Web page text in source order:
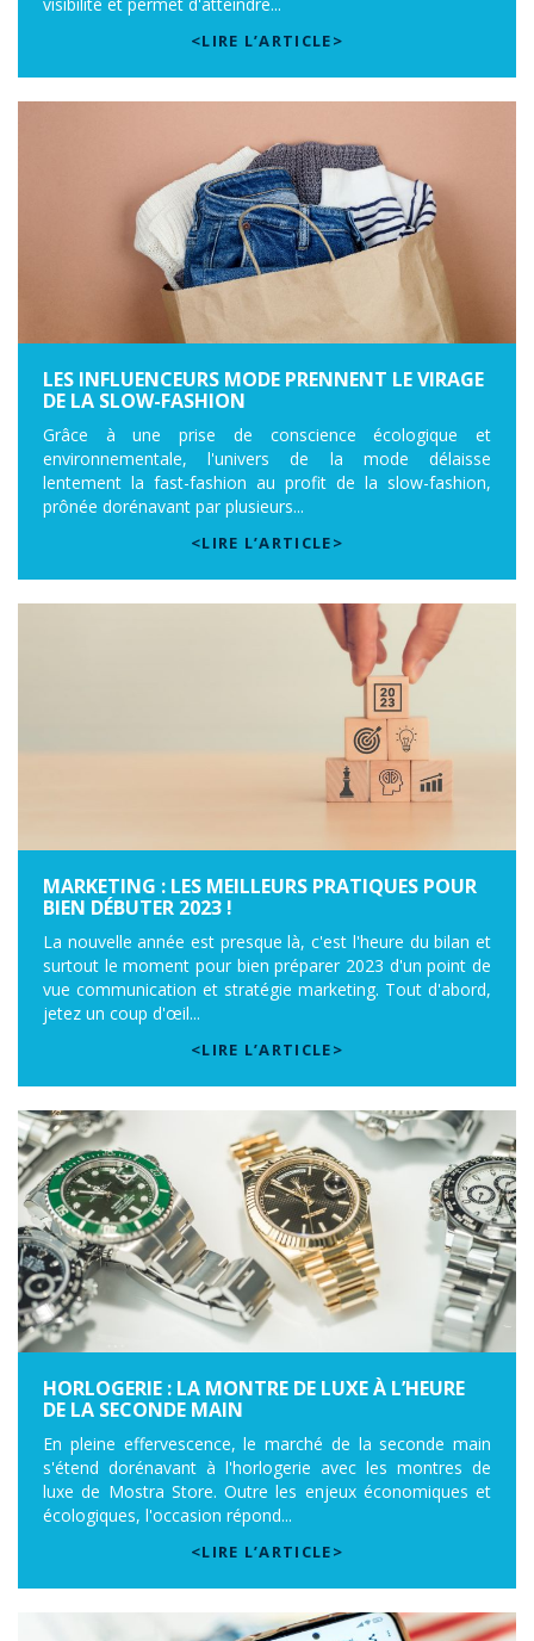
<LIRE L’ARTICLE>
LES INFLUENCEURS MODE PRENNENT LE VIRAGE
DE LA SLOW-FASHION
Grâce à une prise de conscience écologique et
environnementale, l'univers de la mode délaisse
lentement la fast-fashion au profit de la slow-fashion,
prônée dorénavant par plusieurs...
<LIRE L’ARTICLE>
MARKETING : LES MEILLEURS PRATIQUES POUR
BIEN DÉBUTER 2023 !
La nouvelle année est presque là, c'est l'heure du bilan et
surtout le moment pour bien préparer 2023 d'un point de
vue communication et stratégie marketing. Tout d'abord,
jetez un coup d'œil...
<LIRE L’ARTICLE>
HORLOGERIE : LA MONTRE DE LUXE À L’HEURE
DE LA SECONDE MAIN
En pleine effervescence, le marché de la seconde main
s'étend dorénavant à l'horlogerie avec les montres de
luxe de Mostra Store. Outre les enjeux économiques et
écologiques, l'occasion répond...
<LIRE L’ARTICLE>